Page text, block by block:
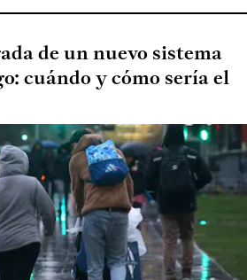
de un nuevo sistema
cuándo y cómo sería el